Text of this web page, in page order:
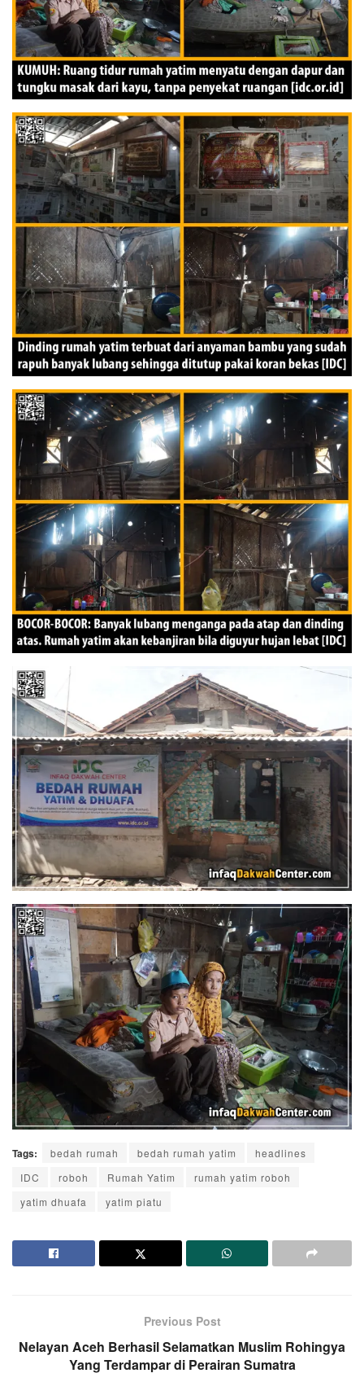
Tags: bedah rumah bedah rumah yatim
headlines
IDC
roboh Rumah Yatim
rumah yatim roboh
yatim dhuafa
yatim piatu
Previous Post
Nelayan Aceh Berhasil Selamatkan Muslim Rohingya
Yang Terdampar di Perairan Sumatra